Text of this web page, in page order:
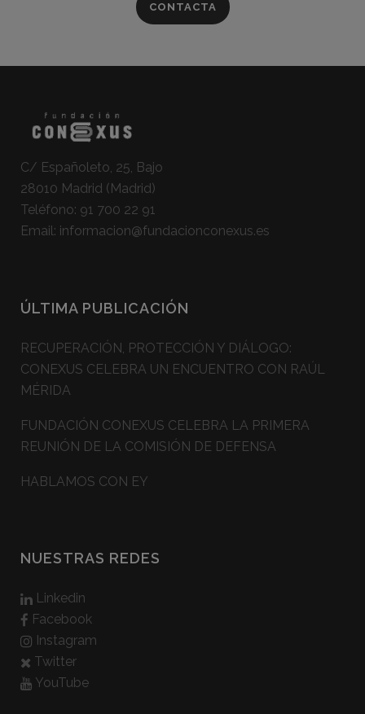
CONTACTA
C/ Españoleto, 25, Bajo
28010 Madrid (Madrid)
Teléfono: 91 700 22 91
Email: informacion@fundacionconexus.es
ÚLTIMA PUBLICACIÓN
RECUPERACIÓN, PROTECCIÓN Y DIÁLOGO:
CONEXUS CELEBRA UN ENCUENTRO CON RAÚL
MÉRIDA
FUNDACIÓN CONEXUS CELEBRA LA PRIMERA
REUNIÓN DE LA COMISIÓN DE DEFENSA
HABLAMOS CON EY
NUESTRAS REDES
Linkedin
Facebook
Instagram
Twitter
YouTube